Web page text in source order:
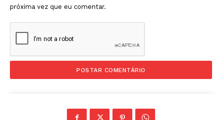
próxima vez que eu comentar.